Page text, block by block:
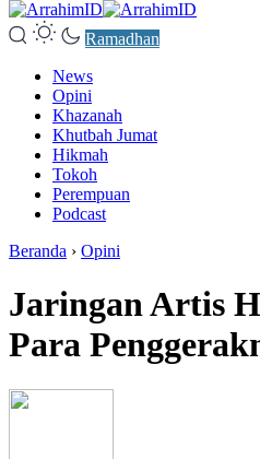
Ramadhan
News
Opini
Khazanah
Khutbah Jumat
Hikmah
Tokoh
Perempuan
Podcast
Beranda › Opini
Jaringan Artis
Para